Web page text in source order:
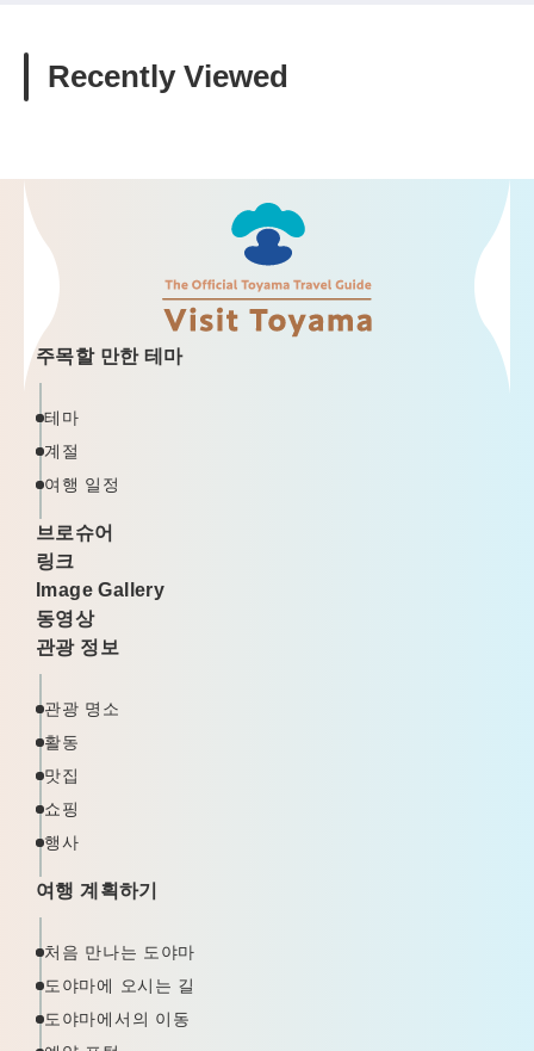
Recently Viewed
주목할 만한 테마
테마
계절
여행 일정
브로슈어
링크
Image Gallery
동영상
관광 정보
관광 명소
활동
맛집
쇼핑
행사
여행 계획하기
처음 만나는 도야마
도야마에 오시는 길
도야마에서의 이동